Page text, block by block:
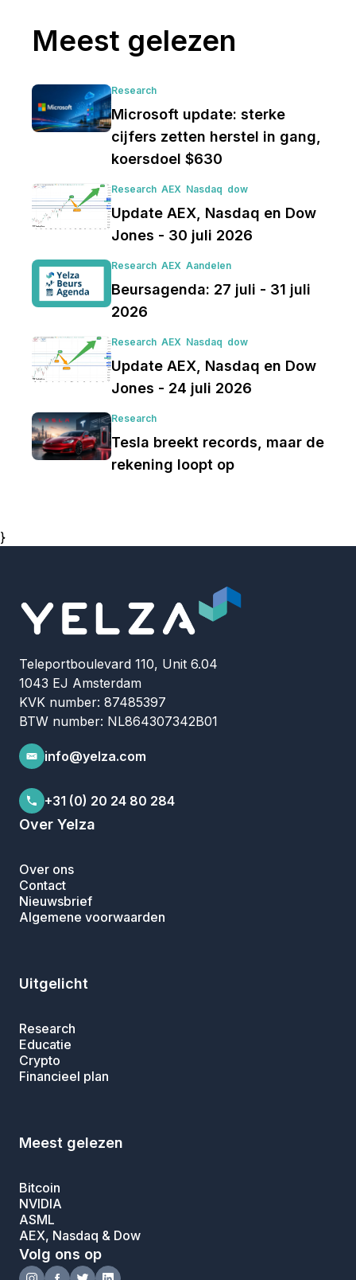
Meest gelezen
Research
Microsoft update: sterke
cijfers zetten herstel in gang,
koersdoel $630
Research AEX Nasdaq dow
Update AEX, Nasdaq en Dow
Jones - 30 juli 2026
Research AEX Aandelen
Beursagenda: 27 juli - 31 juli
2026
Research AEX Nasdaq dow
Update AEX, Nasdaq en Dow
Jones - 24 juli 2026
Research
Tesla breekt records, maar de
rekening loopt op
}
Teleportboulevard 110, Unit 6.04
1043 EJ Amsterdam
KVK number: 87485397
BTW number: NL864307342B01
info@yelza.com
+31 (0) 20 24 80 284
Over Yelza
Over ons
Contact
Nieuwsbrief
Algemene voorwaarden
Uitgelicht
Research
Educatie
Crypto
Financieel plan
Meest gelezen
Bitcoin
NVIDIA
ASML
AEX, Nasdaq & Dow
Volg ons op